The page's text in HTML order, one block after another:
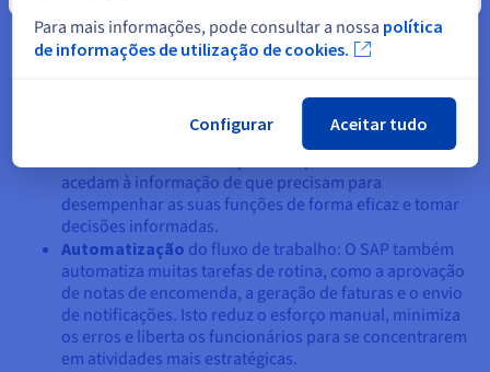
controlar os níveis de inventário, gerir a folha de
pagamento dos funcionários e otimizar planos de
de informações: As informações
processadas são então apresentadas aos utilizadores
através de várias interfaces, como painéis de controlo,
acedam à informação de que precisam para
desempenhar as suas funções de forma eficaz e tomar
decisões informadas.
Automatização do fluxo de trabalho: O SAP também
automatiza muitas tarefas de rotina, como a aprovação
de notas de encomenda, a geração de faturas e o envio
de notificações. Isto reduz o esforço manual, minimiza
os erros e liberta os funcionários para se concentrarem
em atividades mais estratégicas.
Para mais informações, pode consultar a nossa política
de informações de utilização de cookies.
Configurar Aceitar tudo